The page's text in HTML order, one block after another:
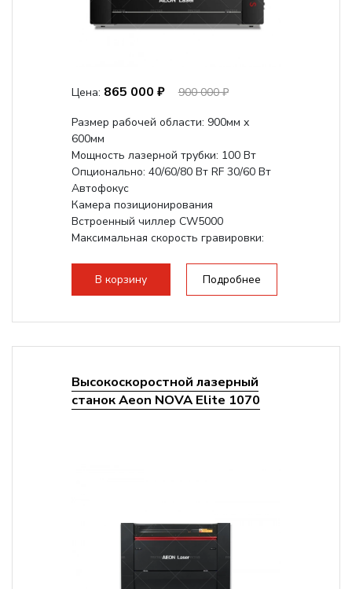
Цена: 865 000 ₽
900 000 ₽
Размер рабочей области: 900мм х
600мм
Мощность лазерной трубки: 100 Вт
Опционально: 40/60/80 Вт RF 30/60 Вт
Автофокус
Камера позиционирования
Встроенный чиллер CW5000
Максимальная скорость гравировки:
В корзину Подробнее
Высокоскоростной лазерный
станок Aeon NOVA Elite 1070